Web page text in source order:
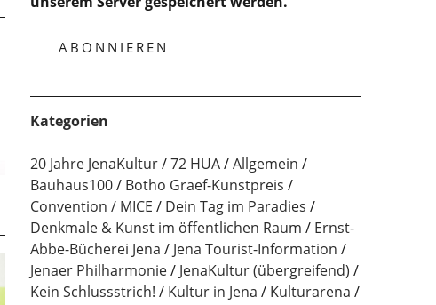
Kategorien
20 Jahre JenaKultur 72 HUA
Allgemein
Bauhaus100
Botho Graef-Kunstpreis
Convention / MICE
Dein Tag im Paradies
Denkmale & Kunst im öffentlichen Raum
Ernst-
Abbe-Bücherei Jena
Jena Tourist-Information
Jenaer Philharmonie
JenaKultur (übergreifend)
Kein Schlussstrich!
Kultur in Jena
Kulturarena